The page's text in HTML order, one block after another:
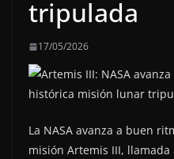
tripulada
17/05/2026
La NASA avanza a buen
misión Artemis III,